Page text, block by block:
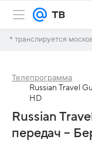
* транслируется
Телепрограмма
Russian Travel
HD
Russian
передач –